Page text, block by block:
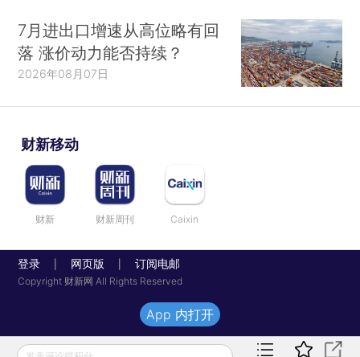
7月进出口增速从高位略有回
落 涨价动力能否持续？
2026年08月07日
财新移动
财新 财新周刊 Caixin
登录 网页版 订阅电邮
Copyright 财新网 All Rights Reserved
App 内打开